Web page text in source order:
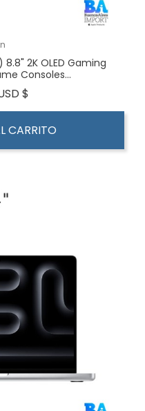
2K OLED Gaming
Consoles...
$
CARRITO